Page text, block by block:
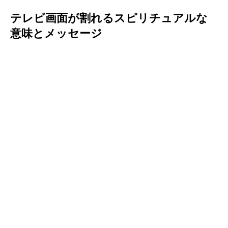
テレビ画面が割れるスピリチュアルな
意味とメッセージ